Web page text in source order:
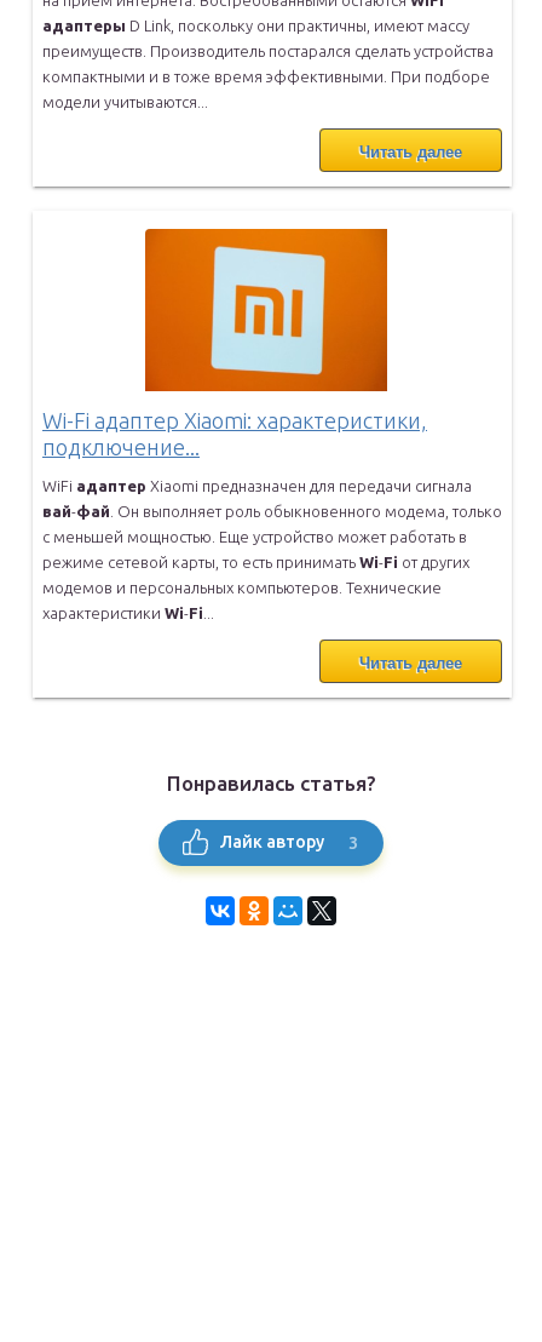
адаптеры D Link, поскольку они практичны, имеют массу
преимуществ. Производитель постарался сделать устройства
компактными и в тоже время эффективными. При подборе
модели учитываются...
Читать далее
Wi-Fi адаптер Xiaomi: характеристики,
подключение...
WiFi адаптер Xiaomi предназначен для передачи сигнала
вай-фай . Он выполняет роль обыкновенного модема, только
с меньшей мощностью. Еще устройство может работать в
режиме сетевой карты, то есть принимать Wi-Fi от других
модемов и персональных компьютеров. Технические
характеристики Wi-Fi
Читать далее
Понравилась статья?
Лайк автору 3